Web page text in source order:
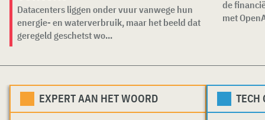
Datacenters liggen onder vuur vanwege hun
energie- en waterverbruik, maar het beeld dat
geregeld geschetst wo...
de
met
EXPERT AAN HET WOORD TECH